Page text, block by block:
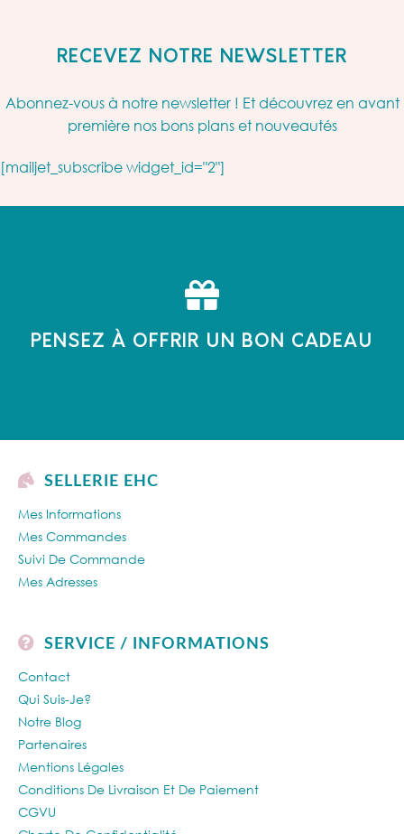
RECEVEZ NOTRE NEWSLETTER
Abonnez-vous à notre newsletter ! Et découvrez en avant
première nos bons plans et nouveautés
[mailjet_subscribe widget_id="2"]
PENSEZ À OFFRIR UN BON CADEAU
SELLERIE EHC
Mes Informations
Mes Commandes
Suivi De Commande
Mes Adresses
SERVICE / INFORMATIONS
Contact
Qui Suis-Je?
Notre Blog
Partenaires
Mentions Légales
Conditions De Livraison Et De Paiement
CGVU